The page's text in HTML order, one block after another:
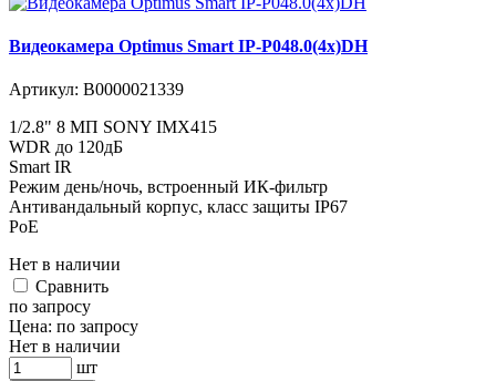
Видеокамера Optimus Smart IP-P048.0(4x)DH
Артикул: В0000021339
1/2.8" 8 МП SONY IMX415
WDR до 120дБ
Smart IR
Режим день/ночь, встроенный ИК-фильтр
Антивандальный корпус, класс защиты IР67
PoE
Нет в наличии
Cравнить
по запросу
Цена: по запросу
Нет в наличии
шт